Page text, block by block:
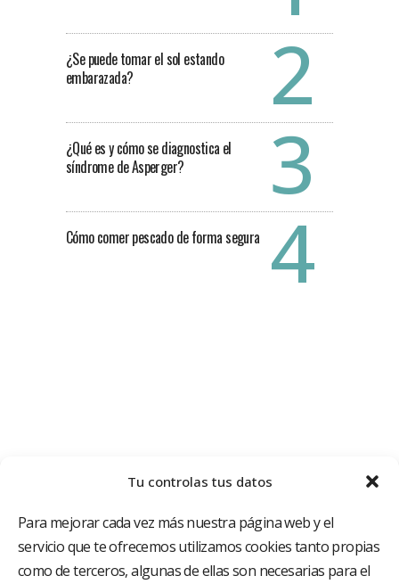
Tu controlas tus datos
Para mejorar cada vez más nuestra página web y el
servicio que te ofrecemos utilizamos cookies tanto propias
como de terceros, algunas de ellas son necesarias para el
¿Se puede tomar el sol estando
embarazada?
¿Qué es y cómo se diagnostica el
síndrome de Asperger?
Cómo comer pescado de forma segura